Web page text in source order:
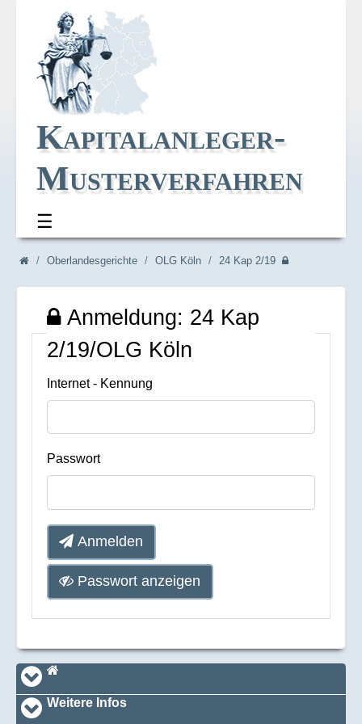
Kapitalanleger-
Musterverfahren
☰
Navi_breadcrum
Oberlandesgerichte OLG Köln 24 Kap 2/19
Anmeldung: 24 Kap
2/19/OLG Köln
Internet - Kennung
Passwort
Anmelden
Passwort anzeigen
Navi_footer
Startseite
Weitere Infos